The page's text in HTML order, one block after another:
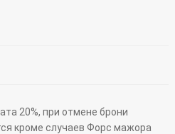
20%, при отмене брони
кроме случаев Форс мажора